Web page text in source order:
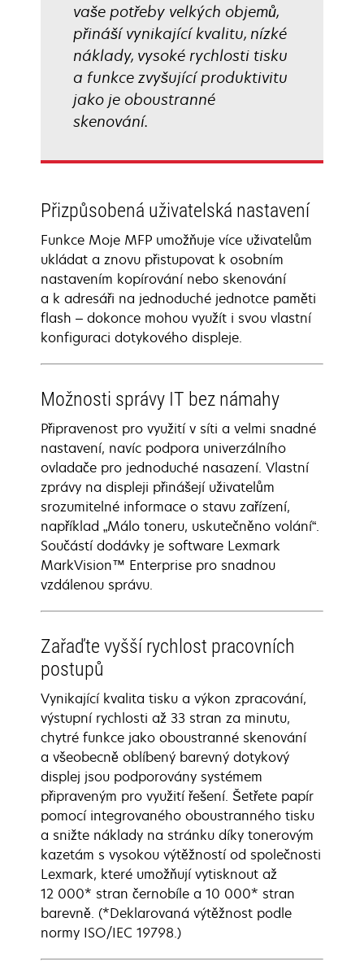
vaše potřeby velkých objemů,
přináší vynikající kvalitu, nízké
náklady, vysoké rychlosti tisku
a funkce zvyšující produktivitu
jako je oboustranné
skenování.
Přizpůsobená uživatelská nastavení
Funkce Moje MFP umožňuje více uživatelům
ukládat a znovu přistupovat k osobním
nastavením kopírování nebo skenování
a k adresáři na jednoduché jednotce paměti
flash – dokonce mohou využít i svou vlastní
konfiguraci dotykového displeje.
Možnosti správy IT bez námahy
Připravenost pro využití v síti a velmi snadné
nastavení, navíc podpora univerzálního
ovladače pro jednoduché nasazení. Vlastní
zprávy na displeji přinášejí uživatelům
srozumitelné informace o stavu zařízení,
například „Málo toneru, uskutečněno volání“.
Součástí dodávky je software Lexmark
MarkVision™ Enterprise pro snadnou
vzdálenou správu.
Zařaďte vyšší rychlost pracovních
postupů
Vynikající kvalita tisku a výkon zpracování,
výstupní rychlosti až 33 stran za minutu,
chytré funkce jako oboustranné skenování
a všeobecně oblíbený barevný dotykový
displej jsou podporovány systémem
připraveným pro využití řešení. Šetřete papír
pomocí integrovaného oboustranného tisku
a snižte náklady na stránku díky tonerovým
kazetám s vysokou výtěžností od společnosti
Lexmark, které umožňují vytisknout až
12 000* stran černobíle a 10 000* stran
barevně. (*Deklarovaná výtěžnost podle
normy ISO/IEC 19798.)